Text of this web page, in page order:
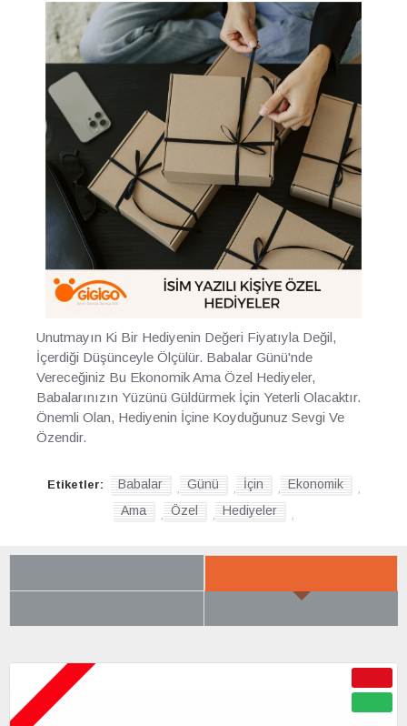
Unutmayın Ki Bir Hediyenin Değeri Fiyatıyla Değil,
İçerdiği Düşünceyle Ölçülür. Babalar Günü'nde
Vereceğiniz Bu Ekonomik Ama Özel Hediyeler,
Babalarınızın Yüzünü Güldürmek İçin Yeterli Olacaktır.
Önemli Olan, Hediyenin İçine Koyduğunuz Sevgi Ve
Özendir.
Etiketler: Babalar Günü İçin Ekonomik
Ama Özel Hediyeler
ÇOK YAKINDA